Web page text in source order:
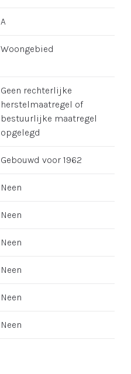
A
Woongebied
Geen rechterlijke
herstelmaatregel of
bestuurlijke maatregel
opgelegd
Gebouwd voor 1962
Neen
Neen
Neen
Neen
Neen
Neen